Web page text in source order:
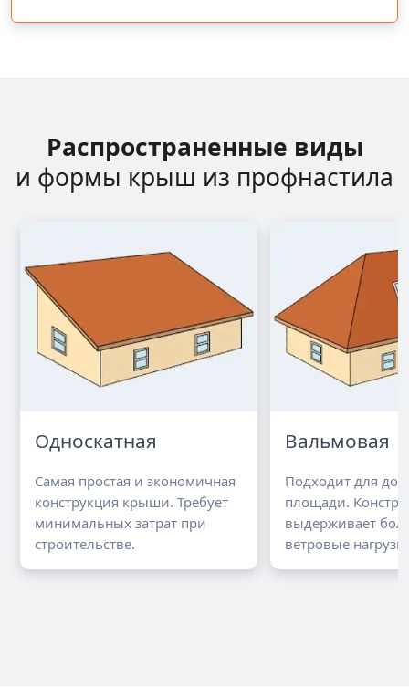
Распространенные виды
и формы крыш из профнастила
Односкатная
Самая простая и экономичная
конструкция крыши. Требует
минимальных затрат при
строительстве.
Вальмовая
Подходит для
площади.
выдерживает
ветровые